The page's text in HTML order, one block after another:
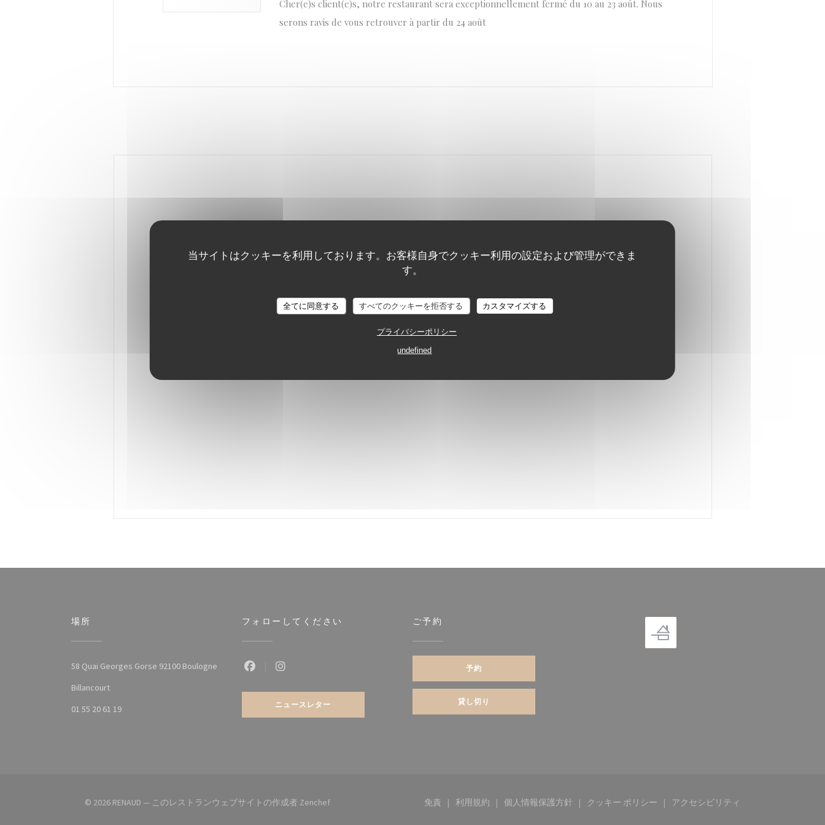
当サイトはクッキーを利用しております。お客様自身でクッキー利用の設定および管理ができま
す。
全てに同意する すべてのクッキーを拒否する カスタマイズする
プライバシーポリシー
undefined
Cher(e)s client(e)s, notre restaurant sera exceptionnellement fermé du 10 au 23 août. Nous
serons ravis de vous retrouver à partir du 24 août
場所
58 Quai Georges Gorse 92100 Boulogne
Billancourt((新しいウィンドウで開きます))
01 55 20 61 19
フォローしてください
Instagram ((新しいウィンドウで開きます))
ニュースレター
ご予約
予約
貸し切り
© 2026 RENAUD — このレストランウェブサイトの作成者 Zenchef((新しいウィンドウで開きます))
免責
((新しいウィンドウで開きます))
利用規約
((新しいウィンドウで開きます))
個人情報保護方針
((新しいウィンドウで開きます))
クッキー ポリシー
((新しいウィンドウで開きます))
アクセシビリティ
((新しいウィンドウで開きます